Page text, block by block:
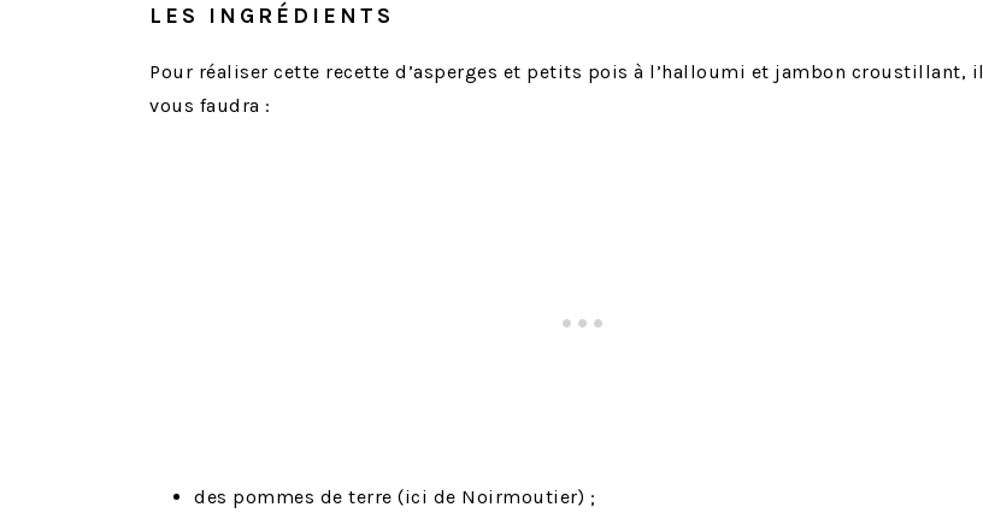
LES INGRÉDIENTS
Pour réaliser cette recette d’asperges et petits pois à l’halloumi et jambon croustillant, il
vous faudra :
des pommes de terre (ici de Noirmoutier) ;